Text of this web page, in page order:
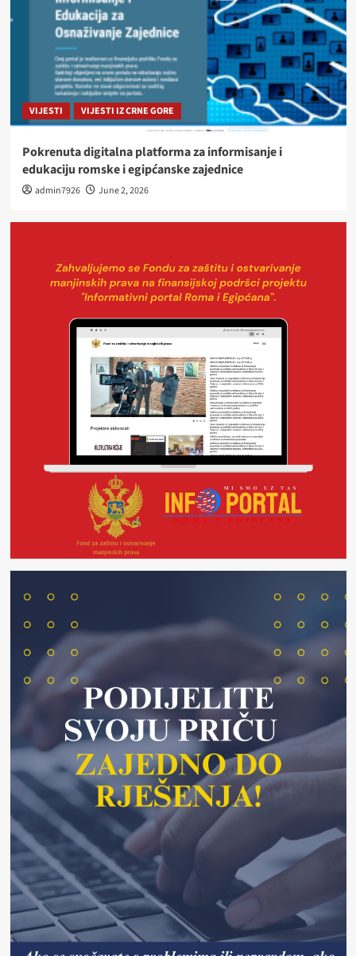
VIJESTI VIJESTI IZ CRNE GORE
Pokrenuta digitalna platforma za informisanje i
edukaciju romske i egipćanske zajednice
admin7926 June 2, 2026